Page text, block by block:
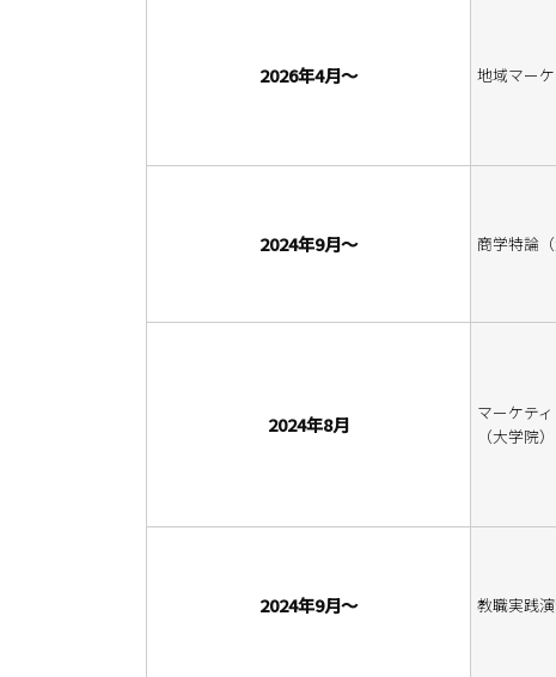
2026年4月～ 地域マー
2024年9月～ 商学特論（
2024年8月
マーケテ
（大学院）
2024年9月～ 教職実践